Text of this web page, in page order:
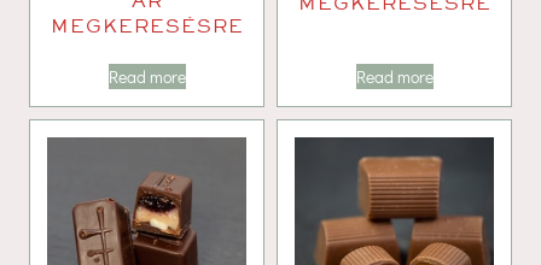
MEGKERESÉSRE
Read more Read more